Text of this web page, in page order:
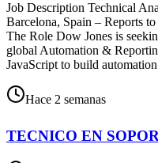
Job Description Technical
Barcelona, Spain – Reports
The Role Dow Jones is
global Automation &
JavaScript to build
Hace 2 semanas
TECNICO EN